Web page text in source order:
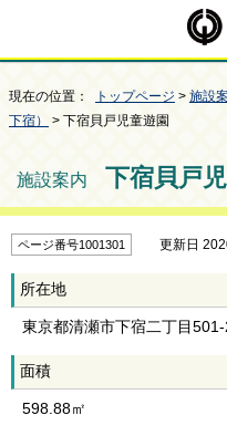
現在の位置： トップページ > 施設
下宿）
> 下宿貝戸児童遊園
施設案内 下宿貝戸
ページ番号1001301 更新日
所在地
東京都清瀬市下宿二丁目501-
面積
598.88㎡